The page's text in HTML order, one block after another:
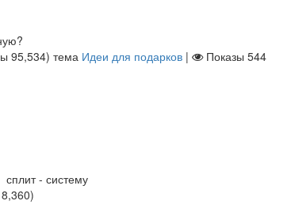
95,534) тема Идеи для подарков | Показы 544
сплит - систему
)